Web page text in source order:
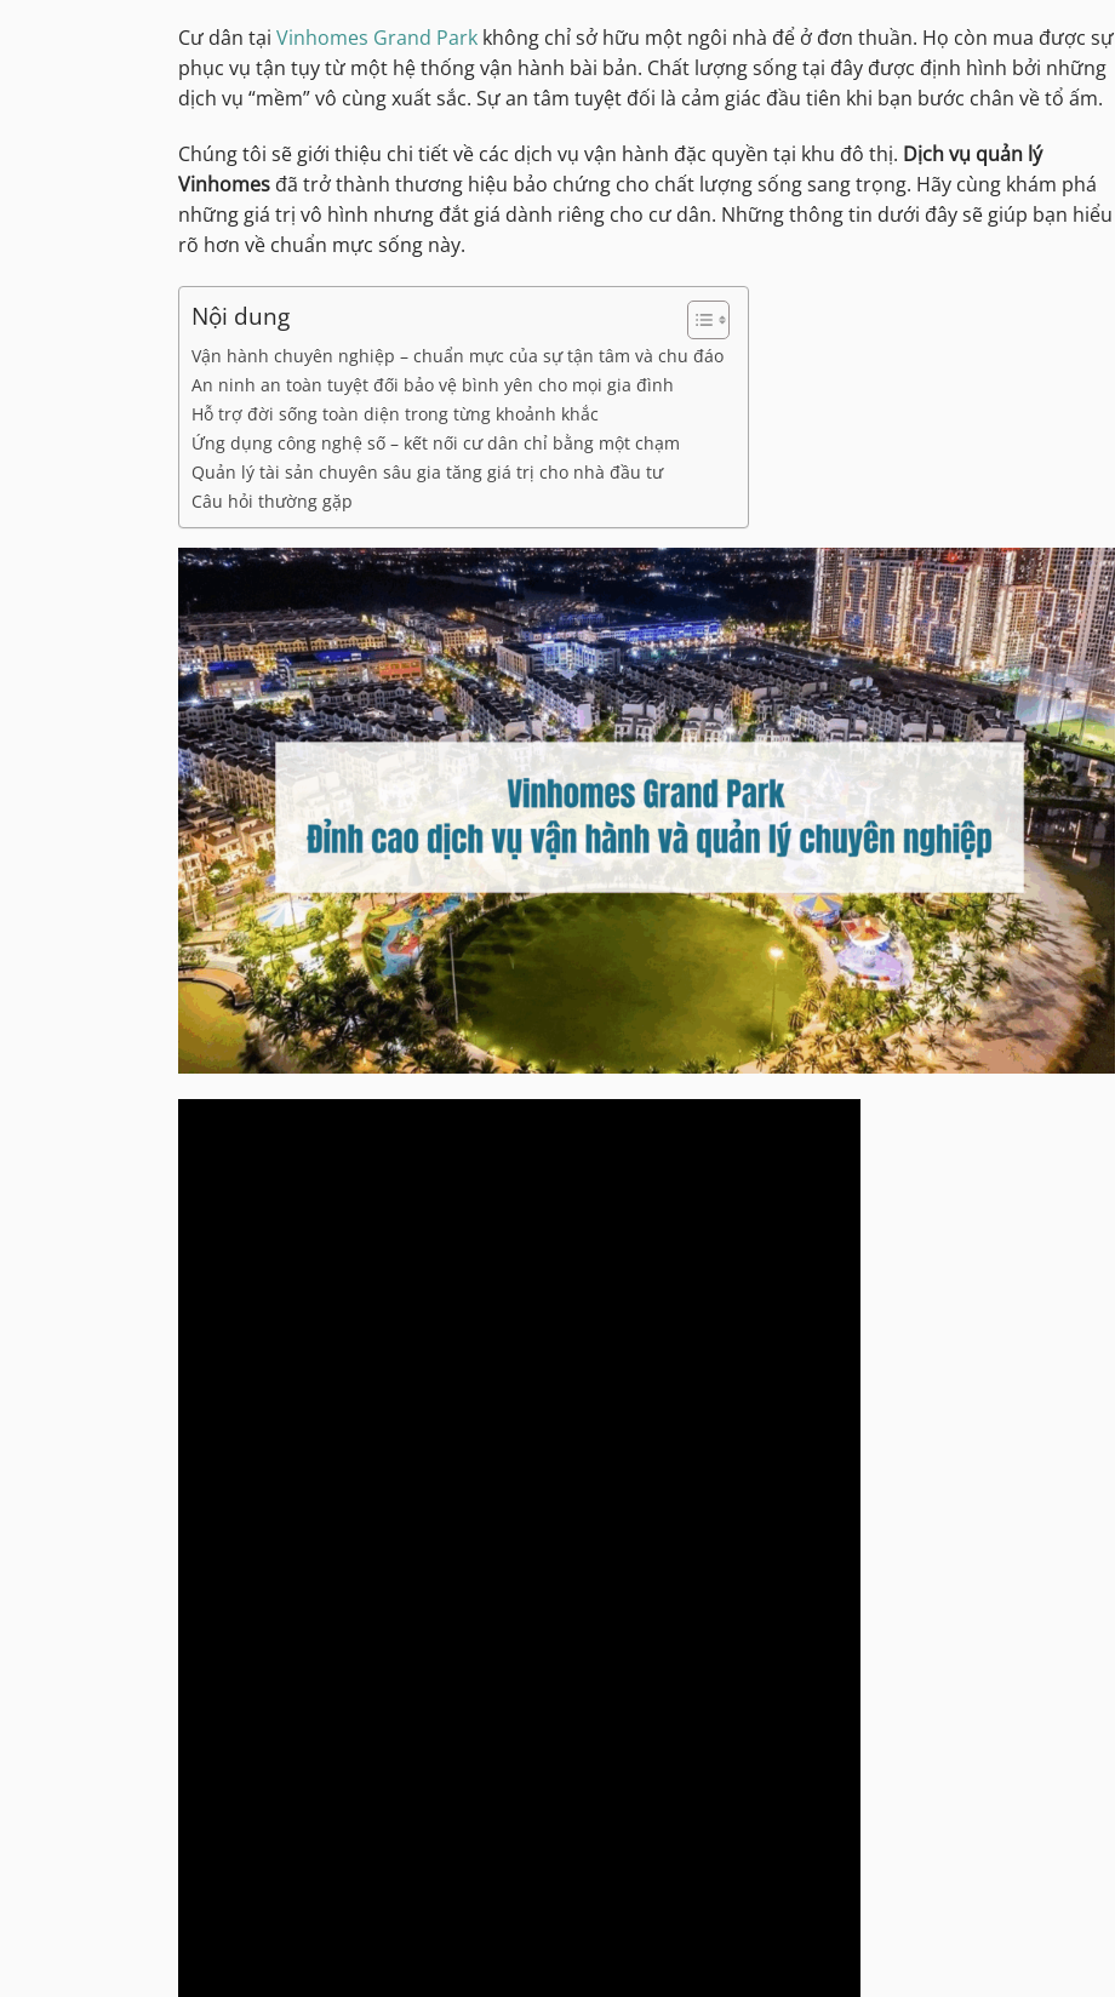
Cư dân tại Vinhomes Grand Park không chỉ sở hữu một ngôi nhà để ở đơn thuần. Họ còn mua được sự
phục vụ tận tụy từ một hệ thống vận hành bài bản. Chất lượng sống tại đây được định hình bởi những
dịch vụ “mềm” vô cùng xuất sắc. Sự an tâm tuyệt đối là cảm giác đầu tiên khi bạn bước chân về tổ ấm.
Chúng tôi sẽ giới thiệu chi tiết về các dịch vụ vận hành đặc quyền tại khu đô thị. Dịch vụ quản lý
Vinhomes đã trở thành thương hiệu bảo chứng cho chất lượng sống sang trọng. Hãy cùng khám phá
những giá trị vô hình nhưng đắt giá dành riêng cho cư dân. Những thông tin dưới đây sẽ giúp bạn hiểu
rõ hơn về chuẩn mực sống này.
Nội dung
Vận hành chuyên nghiệp – chuẩn mực của sự tận tâm và chu đáo
An ninh an toàn tuyệt đối bảo vệ bình yên cho mọi gia đình
Hỗ trợ đời sống toàn diện trong từng khoảnh khắc
Ứng dụng công nghệ số – kết nối cư dân chỉ bằng một chạm
Quản lý tài sản chuyên sâu gia tăng giá trị cho nhà đầu tư
Câu hỏi thường gặp